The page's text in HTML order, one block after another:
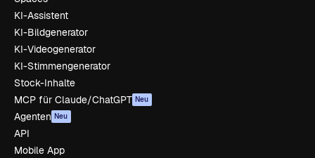
KI-Assistent
KI-Bildgenerator
KI-Videogenerator
KI-Stimmengenerator
Stock-Inhalte
MCP für Claude/ChatGPT Neu
Agenten Neu
API
Mobile App